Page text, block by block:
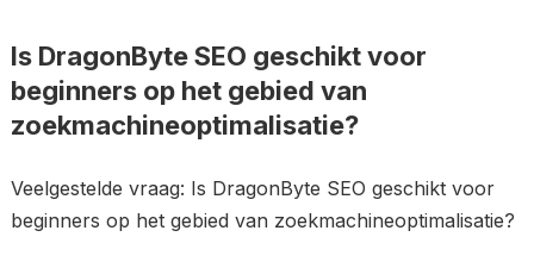
Is DragonByte SEO geschikt voor
beginners op het gebied van
zoekmachineoptimalisatie?
Veelgestelde vraag: Is DragonByte SEO geschikt voor
beginners op het gebied van zoekmachineoptimalisatie?